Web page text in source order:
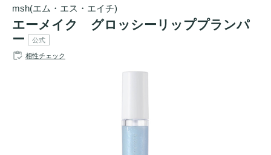
msh(エム・エス・エイチ)
エーメイク グロッシーリッププランパ
ー
公式
相性チェック